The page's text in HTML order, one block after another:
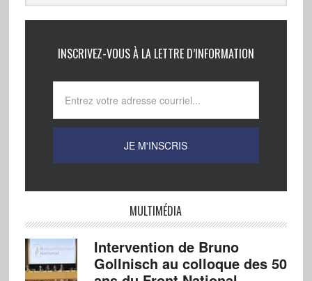
INSCRIVEZ-VOUS À LA LETTRE D’INFORMATION
MULTIMÉDIA
Intervention de Bruno
Gollnisch au colloque des 50